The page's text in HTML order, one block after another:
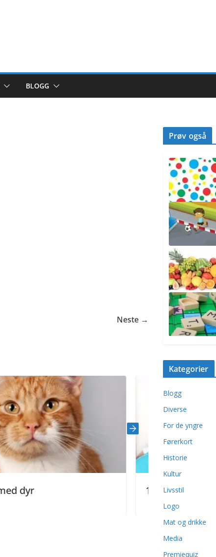
BLOGG
Neste →
10 spørsmål om sport del 1
Prøv også
Kategorier
Blogg
Diverse
For de yngre
Førerkort
Historie
Kultur
Livsstil
Logo
Mat og drikke
Media
Premiequiz